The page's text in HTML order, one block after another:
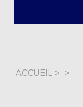
ACCUEIL > >